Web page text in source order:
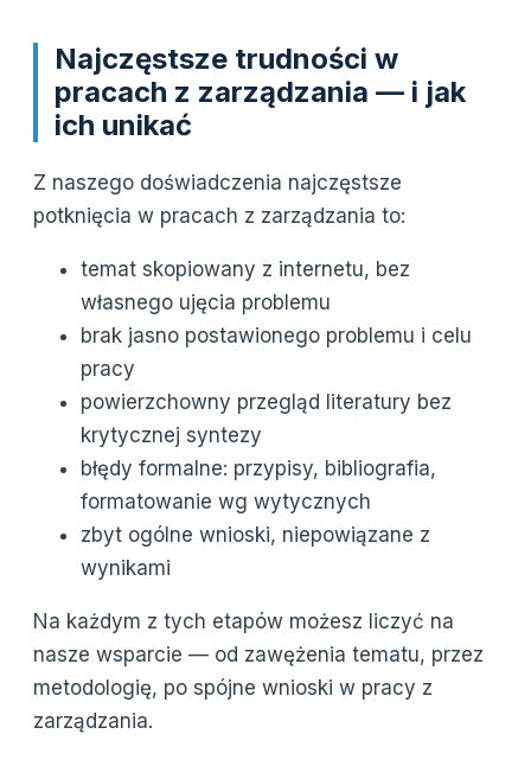
Najczęstsze trudności w
pracach z zarządzania — i jak
ich unikać
Z naszego doświadczenia najczęstsze
potknięcia w pracach z zarządzania to:
temat skopiowany z internetu, bez
własnego ujęcia problemu
brak jasno postawionego problemu i celu
pracy
powierzchowny przegląd literatury bez
krytycznej syntezy
błędy formalne: przypisy, bibliografia,
formatowanie wg wytycznych
zbyt ogólne wnioski, niepowiązane z
wynikami
Na każdym z tych etapów możesz liczyć na
nasze wsparcie — od zawężenia tematu, przez
metodologię, po spójne wnioski w pracy z
zarządzania.